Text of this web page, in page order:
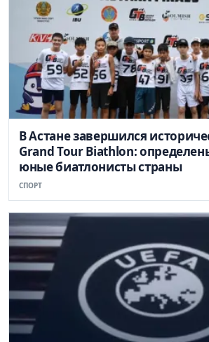
В Астане завершился
Grand Tour Biathlon:
юные биатлонисты страны
СПОРТ